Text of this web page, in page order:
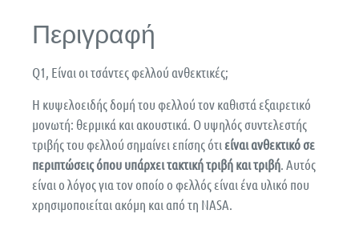
Περιγραφή
Q1, Είναι οι τσάντες φελλού ανθεκτικές;
Η κυψελοειδής δομή του φελλού τον καθιστά εξαιρετικό
μονωτή: θερμικά και ακουστικά. Ο υψηλός συντελεστής
τριβής του φελλού σημαίνει επίσης ότι είναι ανθεκτικό σε
περιπτώσεις όπου υπάρχει τακτική τριβή και τριβή . Αυτός
είναι ο λόγος για τον οποίο ο φελλός είναι ένα υλικό που
χρησιμοποιείται ακόμη και από τη NASA.